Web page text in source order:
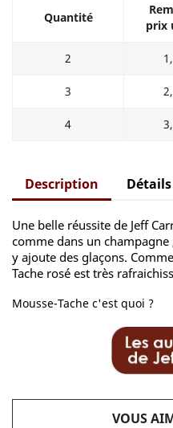
Quantité
prix
2
3
4
Description
Une belle réussite de Jeff
comme dans un
y ajoute des glaçons.
Tache rosé est très
Mousse-Tache c'est quoi ?
VOUS